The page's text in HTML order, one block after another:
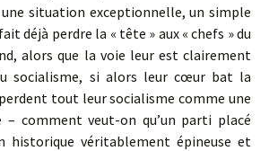
une situation exceptionnelle, un simple
déjà perdre la « tête » aux « chefs » du
alors que la voie leur est clairement
socialisme, si alors leur cœur bat la
tout leur socialisme comme une
– comment veut-on qu’un parti placé
historique véritablement épineuse et